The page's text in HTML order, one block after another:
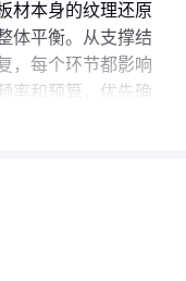
材本身的纹理还原
体平衡。从支撑结
，每个环节都影响
率和预算，优先确